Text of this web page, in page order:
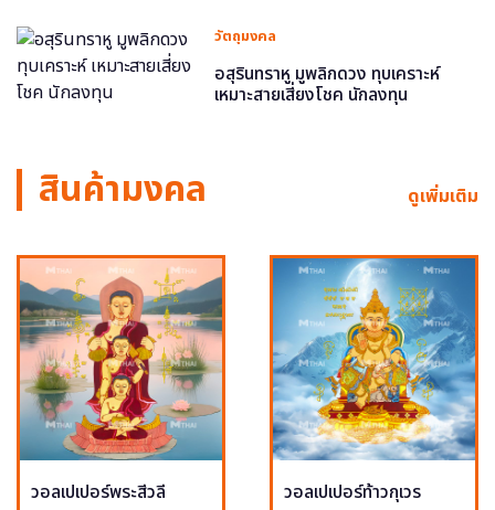
วัตถุมงคล
อสุรินทราหู มูพลิกดวง ทุบเคราะห์
เหมาะสายเสี่ยงโชค นักลงทุน
สินค้ามงคล ดูเพิ่มเติม
วอลเปเปอร์พระสีวลี วอลเปเปอร์ท้าวกุเวร